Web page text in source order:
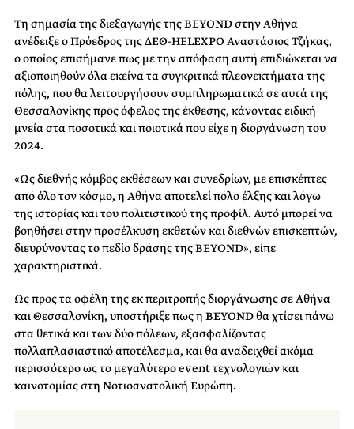
Τη σημασία της διεξαγωγής της BEYONDστην Αθήνα
ανέδειξε ο Πρόεδρος της ΔΕΘ-HELEXPOΑναστάσιος Τζήκας,
ο οποίος επισήμανε πως με την απόφαση αυτή επιδιώκεται να
αξιοποιηθούν όλα εκείνα τα συγκριτικά πλεονεκτήματα της
πόλης, που θα λειτουργήσουν συμπληρωματικά σε αυτά της
Θεσσαλονίκης προς όφελος της έκθεσης, κάνοντας ειδική
μνεία στα ποσοτικά και ποιοτικά που είχε η διοργάνωση του
2024.
«Ως διεθνής κόμβος εκθέσεων και συνεδρίων, με επισκέπτες
από όλο τον κόσμο, η Αθήνα αποτελεί πόλο έλξης και λόγω
της ιστορίας και του πολιτιστικού της προφίλ. Αυτό μπορεί να
βοηθήσει στην προσέλκυση εκθετών και διεθνών επισκεπτών,
διευρύνοντας το πεδίο δράσης τηςBEYOND», είπε
χαρακτηριστικά.
Ως προς τα οφέλη της εκ περιτροπής διοργάνωσης σε Αθήνα
και Θεσσαλονίκη, υποστήριξε πως η BEYONDθα χτίσει πάνω
στα θετικά και των δύο πόλεων, εξασφαλίζοντας
πολλαπλασιαστικό αποτέλεσμα, και θα αναδειχθεί ακόμα
περισσότερο ως το μεγαλύτεροeventτεχνολογιών και
καινοτομίας στη Νοτιοανατολική Ευρώπη.